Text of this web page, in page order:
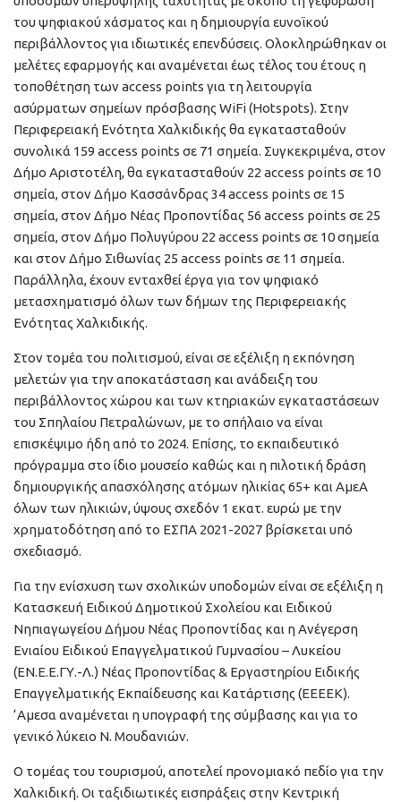
του ψηφιακού χάσματος και η δημιουργία ευνοϊκού
περιβάλλοντος για ιδιωτικές επενδύσεις. Ολοκληρώθηκαν οι
μελέτες εφαρμογής και αναμένεται έως τέλος του έτους η
τοποθέτηση των access points για τη λειτουργία
ασύρματων σημείων πρόσβασης WiFi (Hotspots). Στην
Περιφερειακή Ενότητα Χαλκιδικής θα εγκατασταθούν
συνολικά 159 access points σε 71 σημεία. Συγκεκριμένα, στον
Δήμο Αριστοτέλη, θα εγκατασταθούν 22 access points σε 10
σημεία, στον Δήμο Κασσάνδρας 34 access points σε 15
σημεία, στον Δήμο Νέας Προποντίδας 56 access points σε 25
σημεία, στον Δήμο Πολυγύρου 22 access points σε 10 σημεία
και στον Δήμο Σιθωνίας 25 access points σε 11 σημεία.
Παράλληλα, έχουν ενταχθεί έργα για τον ψηφιακό
μετασχηματισμό όλων των δήμων της Περιφερειακής
Ενότητας Χαλκιδικής.
Στον τομέα του πολιτισμού, είναι σε εξέλιξη η εκπόνηση
μελετών για την αποκατάσταση και ανάδειξη του
περιβάλλοντος χώρου και των κτηριακών εγκαταστάσεων
του Σπηλαίου Πετραλώνων, με το σπήλαιο να είναι
επισκέψιμο ήδη από το 2024. Επίσης, το εκπαιδευτικό
πρόγραμμα στο ίδιο μουσείο καθώς και η πιλοτική δράση
δημιουργικής απασχόλησης ατόμων ηλικίας 65+ και ΑμεΑ
όλων των ηλικιών, ύψους σχεδόν 1 εκατ. ευρώ με την
χρηματοδότηση από το ΕΣΠΑ 2021-2027 βρίσκεται υπό
σχεδιασμό.
Για την ενίσχυση των σχολικών υποδομών είναι σε εξέλιξη η
Κατασκευή Ειδικού Δημοτικού Σχολείου και Ειδικού
Νηπιαγωγείου Δήμου Νέας Προποντίδας και η Ανέγερση
Ενιαίου Ειδικού Επαγγελματικού Γυμνασίου – Λυκείου
(ΕΝ.Ε.Ε.ΓΥ.-Λ.) Νέας Προποντίδας & Εργαστηρίου Ειδικής
Επαγγελματικής Εκπαίδευσης και Κατάρτισης (ΕΕΕΕΚ).
‘Αμεσα αναμένεται η υπογραφή της σύμβασης και για το
γενικό λύκειο Ν. Μουδανιών.
Ο τομέας του τουρισμού, αποτελεί προνομιακό πεδίο για την
Χαλκιδική. Οι ταξιδιωτικές εισπράξεις στην Κεντρική